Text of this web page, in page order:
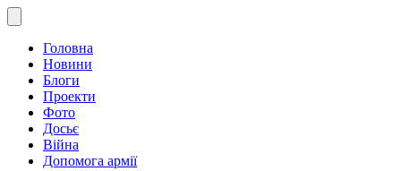
Головна
Новини
Блоги
Проекти
Фото
Досьє
Війна
Допомога армії